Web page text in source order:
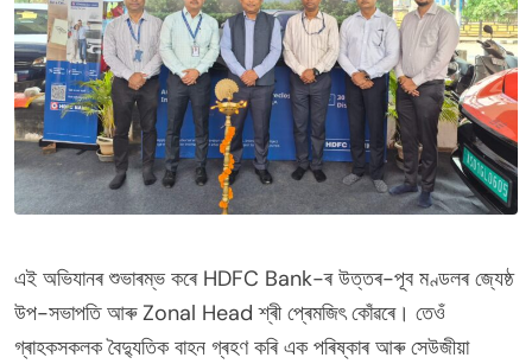
এই অভিযানৰ শুভাৰম্ভ কৰে HDFC Bank-ৰ উত্তৰ-পূব মণ্ডলৰ জ্যেষ্ঠ
উপ-সভাপতি আৰু Zonal Head শ্ৰী প্ৰেমজিৎ কোঁৱৰে। তেওঁ
গ্ৰাহকসকলক বৈদ্যুতিক বাহন গ্ৰহণ কৰি এক পৰিষ্কাৰ আৰু সেউজীয়া